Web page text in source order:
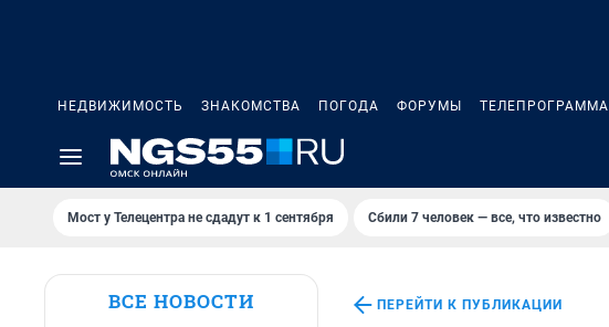
НЕДВИЖИМОСТЬ ЗНАКОМСТВА ПОГОДА ФОРУМЫ ТЕЛЕПРОГРАММА
Мост у Телецентра не сдадут к 1 сентября Сбили 7 человек — все, что известно
ВСЕ НОВОСТИ ПЕРЕЙТИ К ПУБЛИКАЦИИ